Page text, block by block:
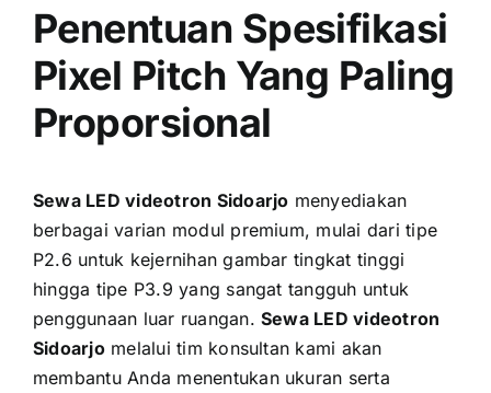
Penentuan Spesifikasi
Pixel Pitch Yang Paling
Proporsional
Sewa LED videotron Sidoarjo menyediakan
berbagai varian modul premium, mulai dari tipe
P2.6 untuk kejernihan gambar tingkat tinggi
hingga tipe P3.9 yang sangat tangguh untuk
penggunaan luar ruangan.Sewa LED videotron
Sidoarjomelalui tim konsultan kami akan
membantu Anda menentukan ukuran serta